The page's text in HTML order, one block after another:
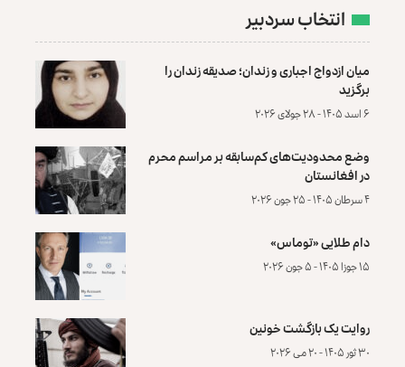
انتخاب سردبیر
میان ازدواج اجباری و زندان؛ صدیقه زندان را
برگزید
۶ اسد ۱۴۰۵ - ۲۸ جولای ۲۰۲۶
وضع محدودیت‌های کم‌سابقه بر مراسم محرم
در افغانستان
۴ سرطان ۱۴۰۵ - ۲۵ جون ۲۰۲۶
دام طلایی «توماس»
۱۵ جوزا ۱۴۰۵ - ۵ جون ۲۰۲۶
روایت یک بازگشت خونین
۳۰ ثور ۱۴۰۵ - ۲۰ می ۲۰۲۶